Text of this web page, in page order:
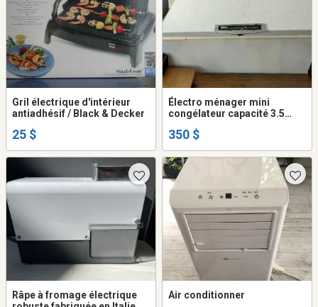
Gril électrique d'intérieur
antiadhésif / Black & Decker
25 $
Électro ménager mini
congélateur capacité 3.5
sécheuse de même qu'une
350 $
Râpe à fromage électrique
Air conditionner